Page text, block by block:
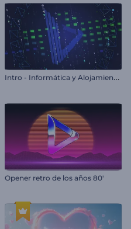
I
ntro - Informática y Alojamiento en la Nube
Opener retro de los años 80'